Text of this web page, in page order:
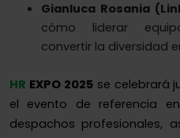
Gianluca Rosania
cómo liderar
convertir la diversidad
HR EXPO 2025 se celebrará
el evento de referencia
despachos profesionales,